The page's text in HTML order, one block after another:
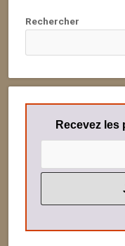
Rechercher
Recevez les